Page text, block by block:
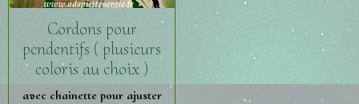
Cordons pour
pendentifs ( plusieurs
coloris au choix )
avec chainette pour ajuster